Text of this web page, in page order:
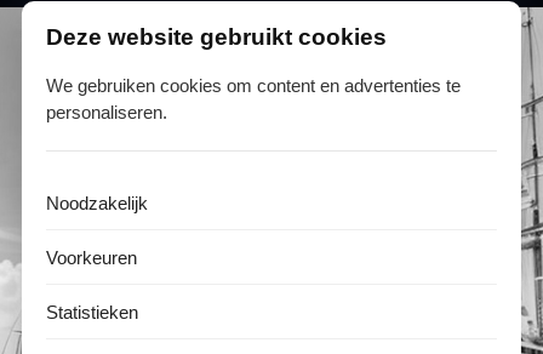
Deze website gebruikt cookies
We gebruiken cookies om content en advertenties te
personaliseren.
Noodzakelijk
Voorkeuren
Statistieken